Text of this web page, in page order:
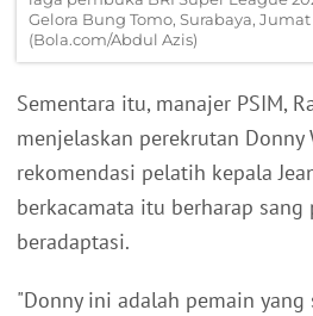
Gelora Bung Tomo, Surabaya, Jumat
(Bola.com/Abdul Azis)
Sementara itu, manajer PSIM,
menjelaskan perekrutan Donny
rekomendasi pelatih kepala
berkacamata itu berharap
beradaptasi.
"Donny ini adalah pemain